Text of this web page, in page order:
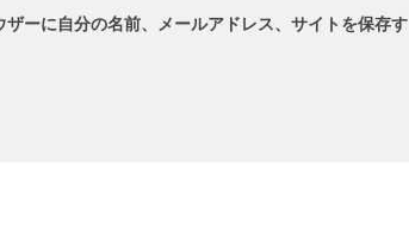
ーに自分の名前、メールアドレス、サイトを保存す